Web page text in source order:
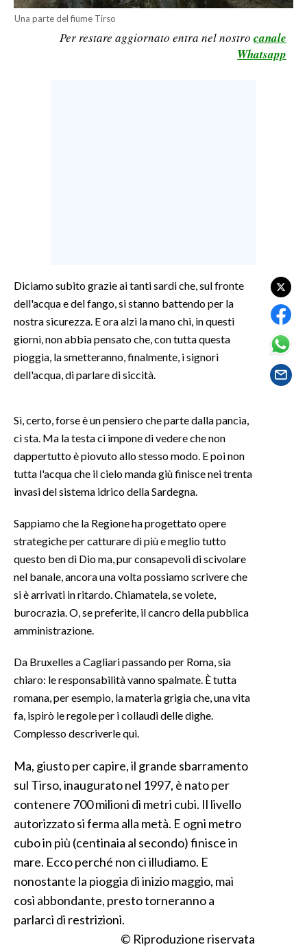
LAVORO
CULTURA
SPETTACOLI
GOSSIP
SARDEGNA TURISMO
SARDI NEL MONDO
NOTIZIE
#CARAUNIONE
3 MINUTI CON
INSULARITÀ
ABBONATI
ANNUNCI
PUBBLICITÀ
STORE
Una parte del fiume Tirso
Per restare aggiornato entra nel nostro canale
Whatsapp
Diciamo subito grazie ai tanti sardi che, sul fronte
dell'acqua e del fango, si stanno battendo per la
nostra sicurezza. E ora alzi la mano chi, in questi
giorni, non abbia pensato che, con tutta questa
pioggia, la smetteranno, finalmente, i signori
dell'acqua, di parlare di siccità.
Sì, certo, forse è un pensiero che parte dalla pancia,
ci sta. Ma la testa ci impone di vedere che non
dappertutto è piovuto allo stesso modo. E poi non
tutta l'acqua che il cielo manda giù finisce nei trenta
invasi del sistema idrico della Sardegna.
Sappiamo che la Regione ha progettato opere
strategiche per catturare di più e meglio tutto
questo ben di Dio ma, pur consapevoli di scivolare
nel banale, ancora una volta possiamo scrivere che
si è arrivati in ritardo. Chiamatela, se volete,
burocrazia. O, se preferite, il cancro della pubblica
amministrazione.
Da Bruxelles a Cagliari passando per Roma, sia
chiaro: le responsabilità vanno spalmate. È tutta
romana, per esempio, la materia grigia che, una vita
fa, ispirò le regole per i collaudi delle dighe.
Complesso descriverle qui.
Ma, giusto per capire, il grande sbarramento
sul Tirso, inaugurato nel 1997, è nato per
contenere 700 milioni di metri cubi. Il livello
autorizzato si ferma alla metà. E ogni metro
cubo in più (centinaia al secondo) finisce in
mare. Ecco perché non ci illudiamo. E
nonostante la pioggia di inizio maggio, mai
così abbondante, presto torneranno a
parlarci di restrizioni.
© Riproduzione riservata